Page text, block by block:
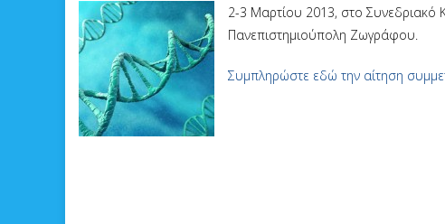
2-3 Μαρτίου 2013, στο Συνεδριακό
Πανεπιστημιούπολη Ζωγράφου.
Συμπληρώστε εδώ την αίτηση